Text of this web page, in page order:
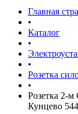
Главная
•
Каталог
•
•
Розетка
•
Розетка 2-
Кунцево